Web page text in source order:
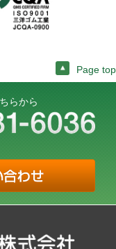
Page top
らから